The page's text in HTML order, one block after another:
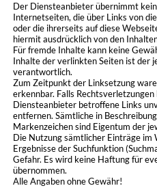
Der Diensteanbieter übernimmt
Internetseiten, die über Links von
oder die ihrerseits auf diese
hiermit ausdrücklich von den
Für fremde Inhalte kann keine
Inhalte der verlinkten Seiten ist der
verantwortlich.
Zum Zeitpunkt der Linksetzung
erkennbar. Falls
Diensteanbieter betroffene Links
entfernen. Sämtliche in
Markenzeichen sind Eigentum der
Die Nutzung sämtlicher Einträge im
Ergebnisse der Suchfunktion
Gefahr. Es wird keine Haftung für
übernommen.
Alle Angaben ohne Gewähr!